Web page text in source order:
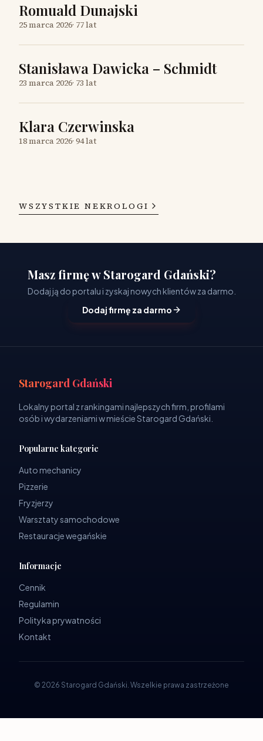
Romuald Dunajski
25 marca 2026· 77 lat
Stanisława Dawicka – Schmidt
23 marca 2026· 73 lat
Klara Czerwinska
18 marca 2026· 94 lat
WSZYSTKIE NEKROLOGI
Masz firmę w Starogard Gdański?
Dodaj ją do portalu i zyskaj nowych klientów za darmo.
Dodaj firmę za darmo
Starogard Gdański
Lokalny portal z rankingami najlepszych firm, profilami
osób i wydarzeniami w mieście Starogard Gdański.
Popularne kategorie
Auto mechanicy
Pizzerie
Fryzjerzy
Warsztaty samochodowe
Restauracje wegańskie
Informacje
Cennik
Regulamin
Polityka prywatności
Kontakt
© 2026 Starogard Gdański. Wszelkie prawa zastrzeżone